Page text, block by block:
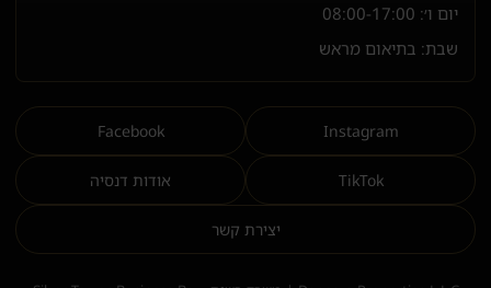
יום ו׳: 08:00-17:00
שבת: בתיאום מראש
Instagram
Facebook
TikTok אודות דנסיה
יצירת קשר